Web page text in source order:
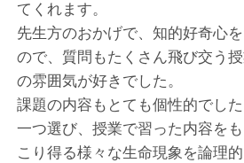
てくれます。
先生方のおかげで、知的好奇心
ので、質問もたくさん飛び交う
の雰囲気が好きでした。
課題の内容もとても個性的でし
一つ選び、授業で習った内容を
こり得る様々な生命現象を論理